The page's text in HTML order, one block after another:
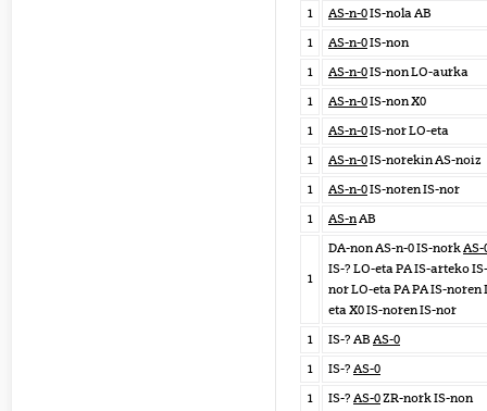
1
AS-n-0IS-nola AB
1
AS-n-0IS-non
1
AS-n-0IS-non LO-aurka
1
AS-n-0IS-non X0
1
AS-n-0IS-nor LO-eta
1
AS-n-0IS-norekin AS-noiz
1
AS-n-0IS-noren IS-nor
1
AS-nAB
1
DA-non AS-n-0 IS-norkAS-
IS-? LO-eta PA IS-arteko IS-
nor LO-eta PA PA IS-noren
eta X0 IS-noren IS-nor
1
IS-? AB AS-0
1
IS-? AS-0
1
IS-? AS-0ZR-nork IS-non